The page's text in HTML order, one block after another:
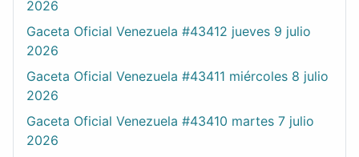
2026
Gaceta Oficial Venezuela #43412 jueves 9 julio
2026
Gaceta Oficial Venezuela #43411 miércoles 8 julio
2026
Gaceta Oficial Venezuela #43410 martes 7 julio
2026